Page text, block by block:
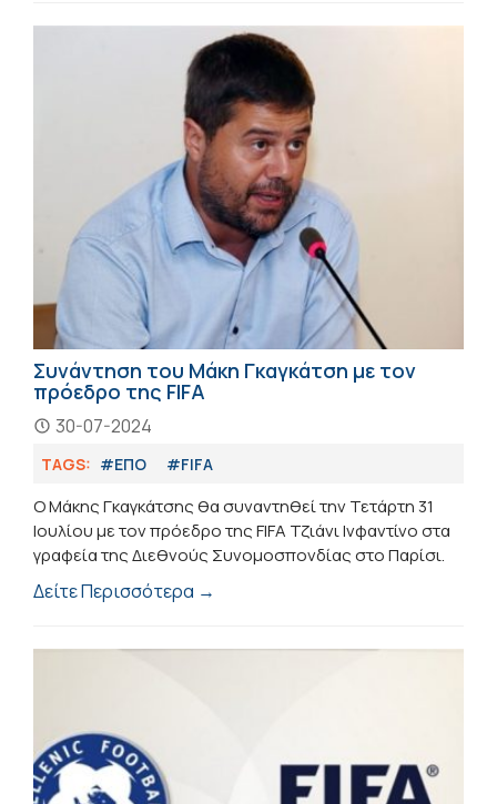
Συνάντηση του Μάκη Γκαγκάτση με τον
πρόεδρο της FIFA
30-07-2024
TAGS: #ΕΠΟ #FIFA
Ο Μάκης Γκαγκάτσης θα συναντηθεί την Τετάρτη 31
Ιουλίου με τον πρόεδρο της FIFA Τζιάνι Ινφαντίνο στα
γραφεία της Διεθνούς Συνομοσπονδίας στο Παρίσι.
Δείτε Περισσότερα →